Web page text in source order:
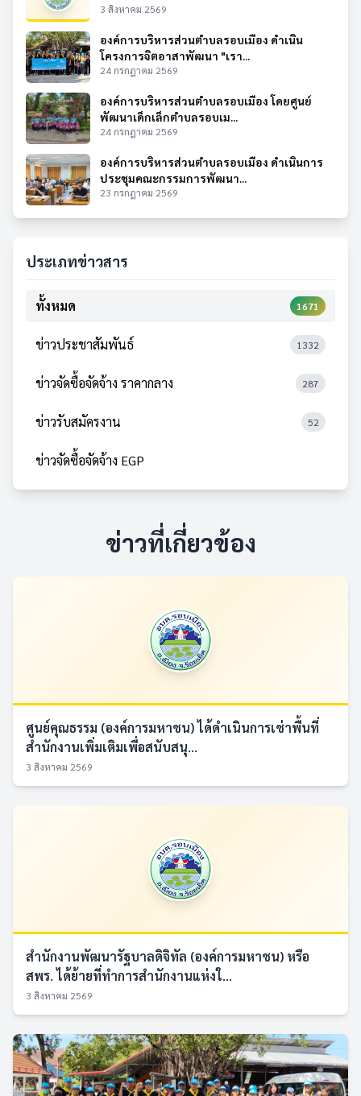
3 สิงหาคม 2569
องค์การบริหารส่วนตำบลรอบเมือง ดำเนิน
โครงการจิตอาสาพัฒนา "เรา...
24 กรกฎาคม 2569
องค์การบริหารส่วนตำบลรอบเมือง โดยศูนย์
พัฒนาเด็กเล็กตำบลรอบเม...
24 กรกฎาคม 2569
องค์การบริหารส่วนตำบลรอบเมือง ดำเนินการ
ประชุมคณะกรรมการพัฒนา...
23 กรกฎาคม 2569
ประเภทข่าวสาร
ทั้งหมด 1671
ข่าวประชาสัมพันธ์ 1332
ข่าวจัดซื้อจัดจ้าง ราคากลาง 287
ข่าวรับสมัครงาน 52
ข่าวจัดซื้อจัดจ้าง EGP
ข่าวที่เกี่ยวข้อง
ศูนย์คุณธรรม (องค์การมหาชน) ได้ดำเนินการเช่าพื้นที่
สำนักงานเพิ่มเติมเพื่อสนับสนุ...
3 สิงหาคม 2569
สำนักงานพัฒนารัฐบาลดิจิทัล (องค์การมหาชน) หรือ
สพร. ได้ย้ายที่ทำการสำนักงานแห่งใ...
3 สิงหาคม 2569